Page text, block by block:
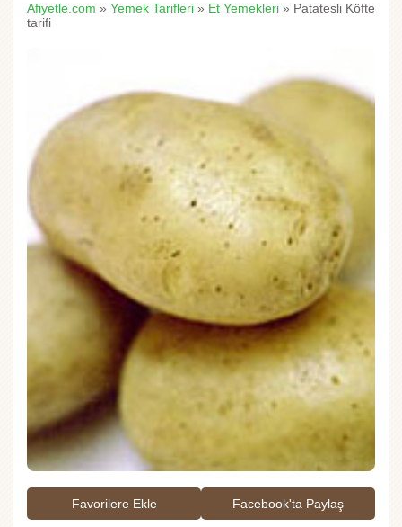
Afiyetle.com » Yemek Tarifleri » Et Yemekleri » Patatesli Köfte
tarifi
Favorilere Ekle Facebook'ta Paylaş